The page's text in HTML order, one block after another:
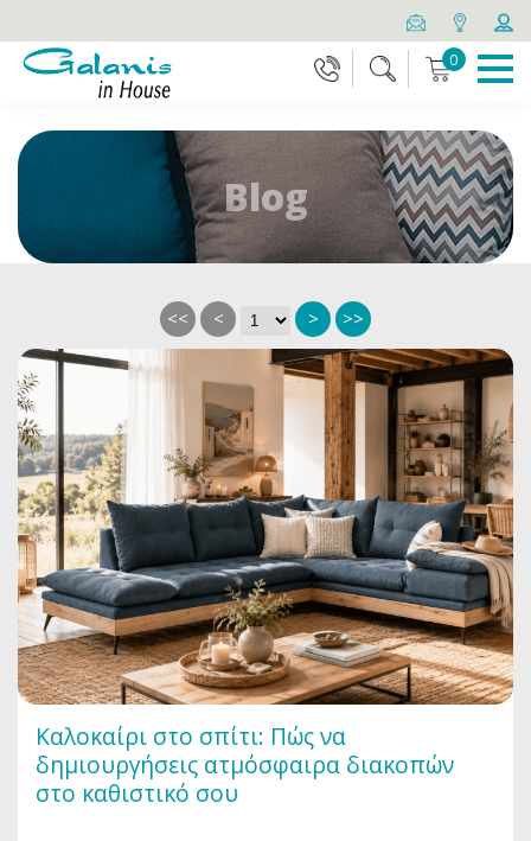
0
Blog
<< < > >>
Καλοκαίρι στο σπίτι: Πώς να
δημιουργήσεις ατμόσφαιρα διακοπών
στο καθιστικό σου